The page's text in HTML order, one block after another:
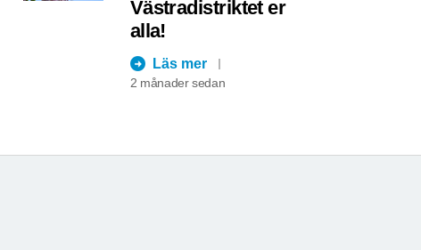
Västradistriktet er
alla!
Läs mer
2 månader sedan